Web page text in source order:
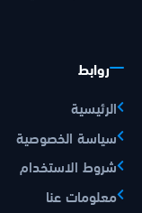
روابط
الرئيسية
سياسة الخصوصية
شروط الاستخدام
معلومات عنا